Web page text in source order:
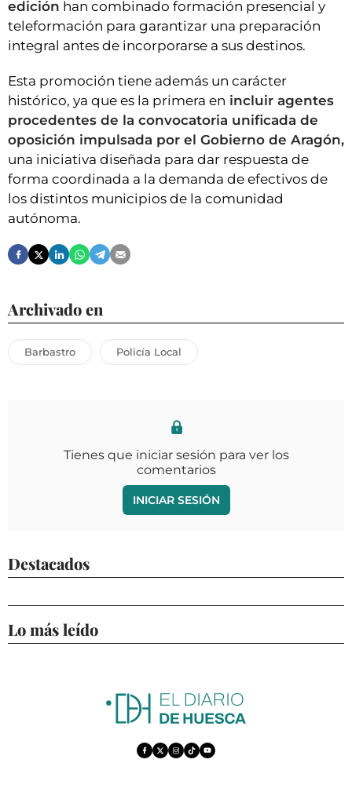
edición han combinado formación presencial y
teleformación para garantizar una preparación
integral antes de incorporarse a sus destinos.
Esta promoción tiene además un carácter
histórico, ya que es la primera en incluir agentes
procedentes de la convocatoria unificada de
oposición impulsada por el Gobierno de Aragón,
una iniciativa diseñada para dar respuesta de
forma coordinada a la demanda de efectivos de
los distintos municipios de la comunidad
autónoma.
Archivado en
Barbastro Policía Local
Tienes que iniciar sesión para ver los
comentarios
INICIAR SESIÓN
Destacados
Lo más leído